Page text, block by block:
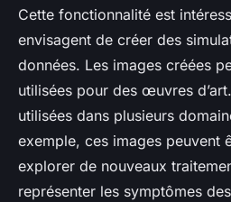
Cette fonctionnalité est
envisagent de créer des
données. Les images créées
utilisées pour des œuvres
utilisées dans plusieurs
exemple, ces images peuvent
explorer de nouveaux
représenter les symptômes